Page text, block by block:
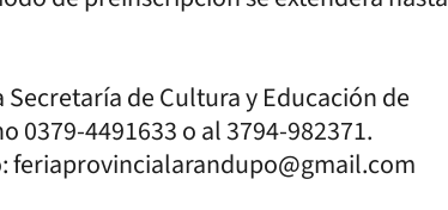
de Cultura y Educación de
0379-4491633 o al 3794-982371.
feriaprovincialarandupo@gmail.com